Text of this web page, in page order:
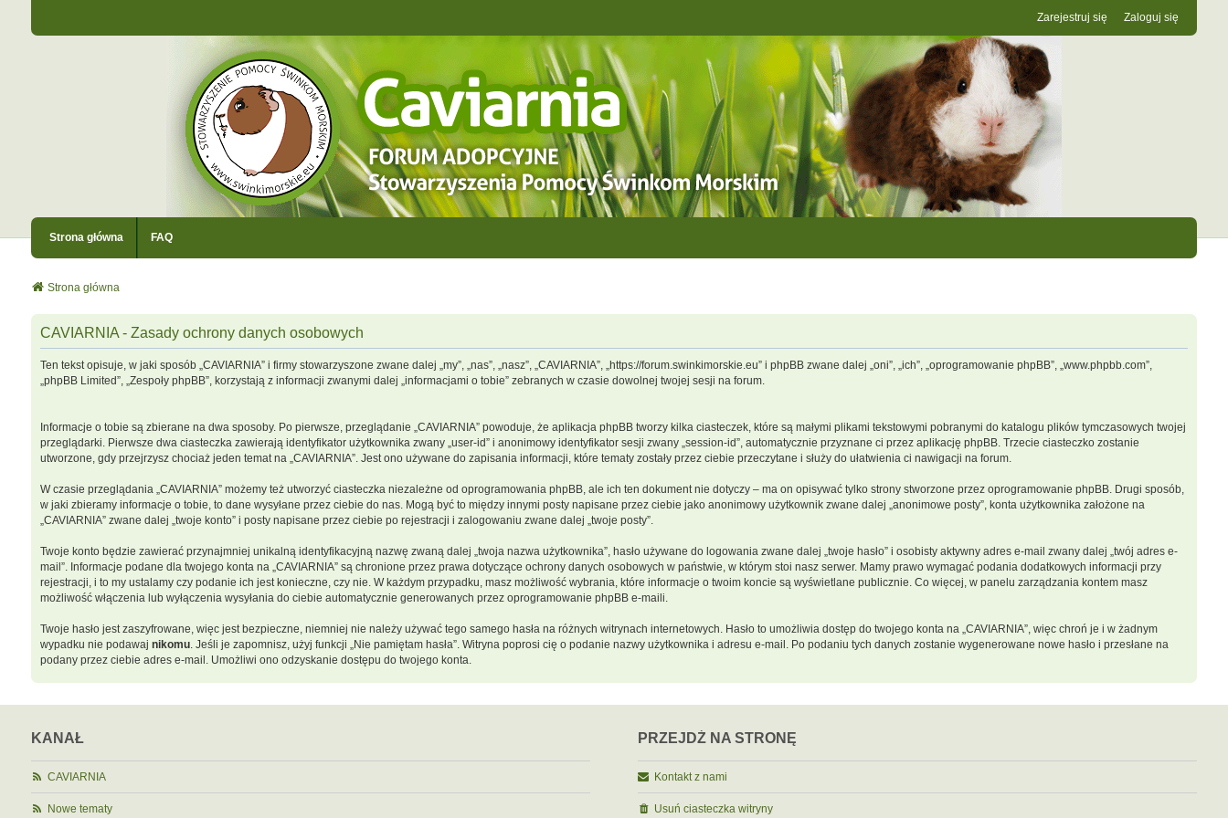
Zaloguj się
Zarejestruj się
Strona główna FAQ
Strona główna
CAVIARNIA - Zasady ochrony danych osobowych
Ten tekst opisuje, w jaki sposób „CAVIARNIA” i firmy stowarzyszone zwane dalej „my”, „nas”, „nasz”, „CAVIARNIA”, „https://forum.swinkimorskie.eu” i phpBB zwane dalej „oni”, „ich”, „oprogramowanie phpBB”, „www.phpbb.com”,
„phpBB Limited”, „Zespoły phpBB”, korzystają z informacji zwanymi dalej „informacjami o tobie” zebranych w czasie dowolnej twojej sesji na forum.
Informacje o tobie są zbierane na dwa sposoby. Po pierwsze, przeglądanie „CAVIARNIA” powoduje, że aplikacja phpBB tworzy kilka ciasteczek, które są małymi plikami tekstowymi pobranymi do katalogu plików tymczasowych twojej
przeglądarki. Pierwsze dwa ciasteczka zawierają identyfikator użytkownika zwany „user-id” i anonimowy identyfikator sesji zwany „session-id”, automatycznie przyznane ci przez aplikację phpBB. Trzecie ciasteczko zostanie
utworzone, gdy przejrzysz chociaż jeden temat na „CAVIARNIA”. Jest ono używane do zapisania informacji, które tematy zostały przez ciebie przeczytane i służy do ułatwienia ci nawigacji na forum.
W czasie przeglądania „CAVIARNIA” możemy też utworzyć ciasteczka niezależne od oprogramowania phpBB, ale ich ten dokument nie dotyczy – ma on opisywać tylko strony stworzone przez oprogramowanie phpBB. Drugi sposób,
w jaki zbieramy informacje o tobie, to dane wysyłane przez ciebie do nas. Mogą być to między innymi posty napisane przez ciebie jako anonimowy użytkownik zwane dalej „anonimowe posty”, konta użytkownika założone na
„CAVIARNIA” zwane dalej „twoje konto” i posty napisane przez ciebie po rejestracji i zalogowaniu zwane dalej „twoje posty”.
Twoje konto będzie zawierać przynajmniej unikalną identyfikacyjną nazwę zwaną dalej „twoja nazwa użytkownika”, hasło używane do logowania zwane dalej „twoje hasło” i osobisty aktywny adres e-mail zwany dalej „twój adres e-
mail”. Informacje podane dla twojego konta na „CAVIARNIA” są chronione przez prawa dotyczące ochrony danych osobowych w państwie, w którym stoi nasz serwer. Mamy prawo wymagać podania dodatkowych informacji przy
rejestracji, i to my ustalamy czy podanie ich jest konieczne, czy nie. W każdym przypadku, masz możliwość wybrania, które informacje o twoim koncie są wyświetlane publicznie. Co więcej, w panelu zarządzania kontem masz
możliwość włączenia lub wyłączenia wysyłania do ciebie automatycznie generowanych przez oprogramowanie phpBB e-maili.
Twoje hasło jest zaszyfrowane, więc jest bezpieczne, niemniej nie należy używać tego samego hasła na różnych witrynach internetowych. Hasło to umożliwia dostęp do twojego konta na „CAVIARNIA”, więc chroń je i w żadnym
wypadku nie podawaj nikomu. Jeśli je zapomnisz, użyj funkcji „Nie pamiętam hasła”. Witryna poprosi cię o podanie nazwy użytkownika i adresu e-mail. Po podaniu tych danych zostanie wygenerowane nowe hasło i przesłane na
podany przez ciebie adres e-mail. Umożliwi ono odzyskanie dostępu do twojego konta.
KANAŁ
CAVIARNIA
Nowe tematy
PRZEJDŹ NA STRONĘ
Kontakt z nami
Usuń ciasteczka witryny